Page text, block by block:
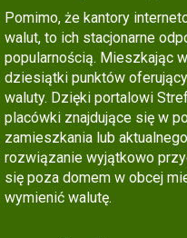
Pomimo, że kantory
walut, to ich stacjonarne
popularnością. Mieszkając
dziesiątki punktów
waluty. Dzięki portalowi
placówki znajdujące się w
zamieszkania lub
rozwiązanie wyjątkowo
się poza domem w obcej
wymienić walutę.